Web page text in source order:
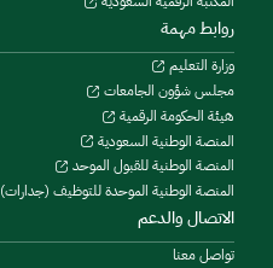
روابط مهمة
وزارة التعليم
مجلس شؤون الجامعات
هيئة الحكومة الرقمية
المنصة الوطنية السعودية
المنصة الوطنية للقبول الموحد
المنصة الوطنية الموحدة للتوظيف (جدارات)
الاتصال والدعم
تواصل معنا